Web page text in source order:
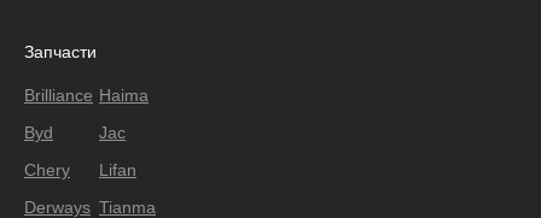
Запчасти
Brilliance
Byd
Chery
Derways
Haima
Jac
Lifan
Tianma